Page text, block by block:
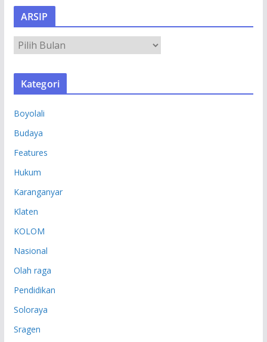
ARSIP
R
S
Kategori
Boyolali
Budaya
Features
Hukum
Karanganyar
Klaten
KOLOM
Nasional
Olah raga
Pendidikan
Soloraya
Sragen